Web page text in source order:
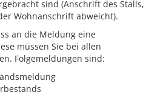
sind (Anschrift des Stalls,
Wohnanschrift abweicht).
an die Meldung eine
müssen Sie bei allen
Folgemeldungen sind: